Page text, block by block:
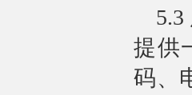
提供
码、